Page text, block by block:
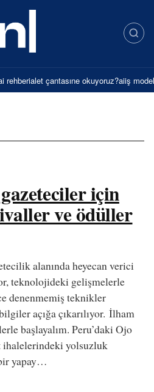
rehberialet çantasıne okuyoruz?aiiş
için
ve ödüller
alanında heyecan verici
teknolojideki gelişmelerle
denenmemiş teknikler
açığa çıkarılıyor. İlham
başlayalım. Peru’daki Ojo
ihalelerindeki yolsuzluk
yapay…